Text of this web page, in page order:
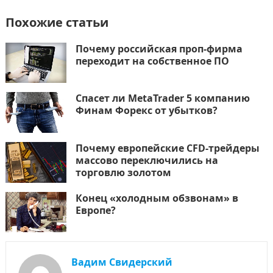
Похожие статьи
Почему российская проп-фирма
переходит на собственное ПО
Спасет ли MetaTrader 5 компанию
Финам Форекс от убытков?
Почему европейские CFD-трейдеры
массово переключились на
торговлю золотом
Конец «холодным обзвонам» в
Европе?
Вадим Свидерский